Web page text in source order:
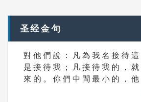
圣经金句
對 他 們 說 ： 凡 為 我 名 接 待
是 接 待 我 ； 凡 接 待 我 的 ，
來 的 。 你 們 中 間 最 小 的 ， 他